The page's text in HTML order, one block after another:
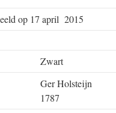
op 17 april 2015
Zwart
Ger Holsteijn
1787